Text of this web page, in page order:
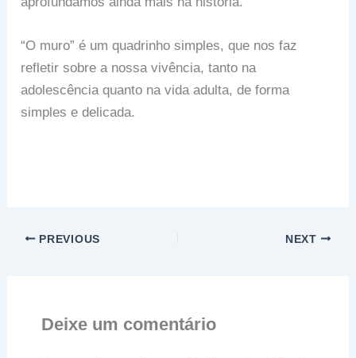
“O muro” é um quadrinho simples, que nos faz
refletir sobre a nossa vivência, tanto na
adolescência quanto na vida adulta, de forma
simples e delicada.
PREVIOUS NEXT
Deixe um comentário